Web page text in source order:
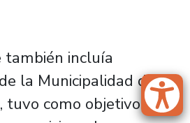
también incluía
la Municipalidad de
tuvo como objetivo